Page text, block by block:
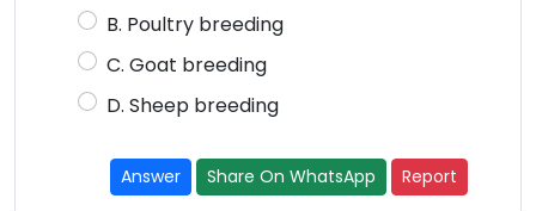
B. Poultry breeding
C. Goat breeding
D. Sheep breeding
Answer Share On WhatsApp Report